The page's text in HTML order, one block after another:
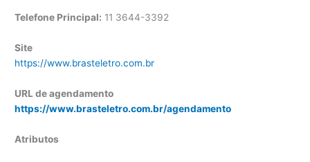
Telefone Principal: 11 3644-3392
Site
https://www.brasteletro.com.br
URL de agendamento
https://www.brasteletro.com.br/agendamento
Atributos